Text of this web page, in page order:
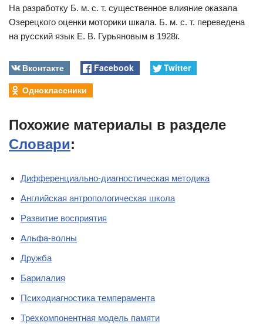
На разработку Б. м. с. т. существенное влияние оказала
Озерецкого оценки моторики шкала. Б. м. с. т. переведена
на русский язык Е. В. Гурьяновым в 1928г.
Вконтакте Facebook
Twitter
Одноклассники
Похожие материалы в разделе
Словари:
Дифференциально-диагностическая методика
Английская антропологическая школа
Развитие восприятия
Альфа-волны
Дружба
Барилалия
Психодиагностика темперамента
Трехкомпонентная модель памяти